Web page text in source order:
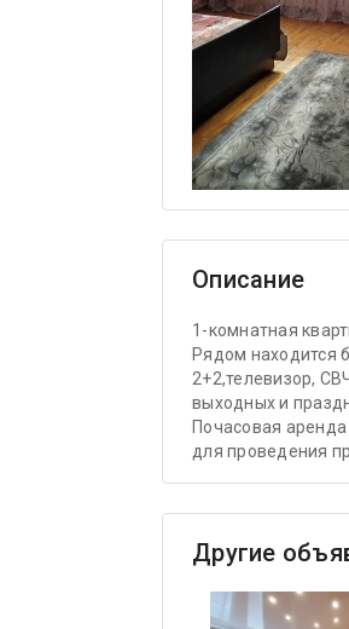
Описание
1-комнатная
Рядом находится
2+2,телевизор,
выходных и
Почасовая
для проведения
Другие